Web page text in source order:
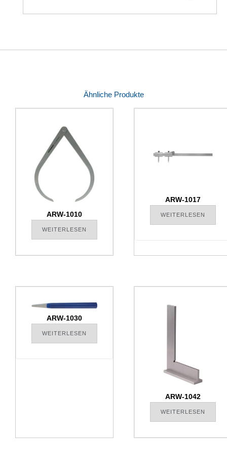
Ähnliche Produkte
ARW-1010
WEITERLESEN
ARW-1017
WEITERLESEN
ARW-1030
WEITERLESEN
ARW-1042
WEITERLESEN